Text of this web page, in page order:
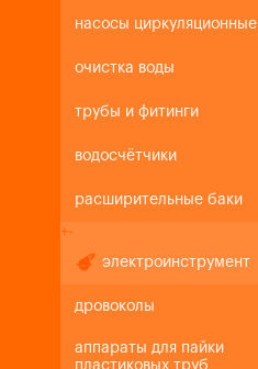
насосы циркуляционные
очистка воды
трубы и фитинги
водосчётчики
расширительные баки
+-
электроинструмент
дровоколы
аппараты для пайки
пластиковых труб